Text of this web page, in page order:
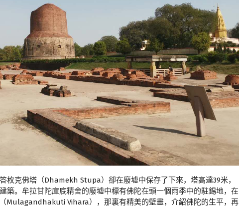
枚克佛塔（Dhamekh Stupa）卻在廢墟中保存了下來，塔高達39米，
築。牟拉甘陀庫底精舍的廢墟中標有佛陀在頭一個雨季中的駐錫地，在
Mulagandhakuti Vihara），那裏有精美的壁畫，介紹佛陀的生平，再